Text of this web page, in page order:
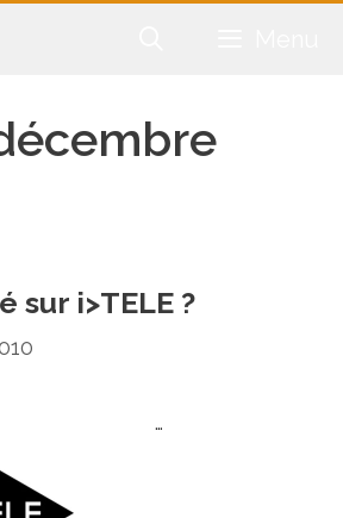
sur i>TELE ?
…